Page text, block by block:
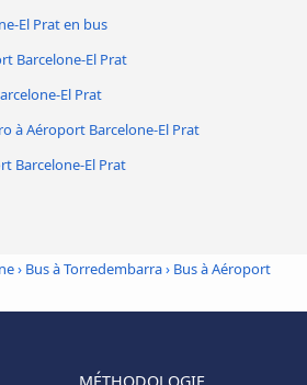
El Prat en bus
Barcelone-El Prat
El Prat
à Aéroport Barcelone-El Prat
Barcelone-El Prat
› Bus à Torredembarra› Bus à Aéroport